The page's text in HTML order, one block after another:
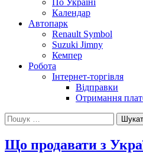
Календар
Автопарк
Renault Symbol
Suzuki Jimny
Кемпер
Робота
Інтернет-торгівля
Відправки
Отримання
Пошук:
Що продавати з